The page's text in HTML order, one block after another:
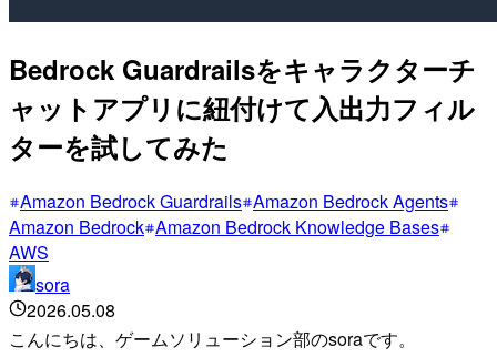
Bedrock Guardrailsをキャラクターチ
ャットアプリに紐付けて入出力フィル
ターを試してみた
Amazon Bedrock Guardrails Amazon Bedrock Agents
Amazon Bedrock Amazon Bedrock Knowledge Bases
AWS
sora
2026.05.08
こんにちは、ゲームソリューション部のsoraです。